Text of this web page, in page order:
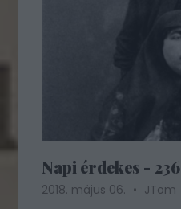
Napi érdekes - 236
2018. május 06.
JTom